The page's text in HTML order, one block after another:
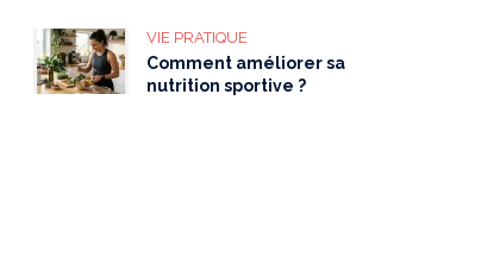
VIE PRATIQUE
Comment améliorer sa
nutrition sportive ?